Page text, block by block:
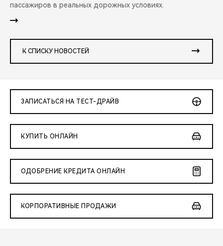
пассажиров в реальных дорожных условиях.
К СПИСКУ НОВОСТЕЙ
ЗАПИСАТЬСЯ НА ТЕСТ-ДРАЙВ
КУПИТЬ ОНЛАЙН
ОДОБРЕНИЕ КРЕДИТА ОНЛАЙН
КОРПОРАТИВНЫЕ ПРОДАЖИ